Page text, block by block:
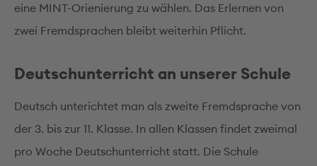
eine MINT-Orienierung zu wählen. Das Erlernen von
zwei Fremdsprachen bleibt weiterhin Pflicht.
Deutschunterricht an unserer Schule
Deutsch unterichtet man als zweite Fremdsprache von
der 3. bis zur 11. Klasse. In allen Klassen findet zweimal
pro Woche Deutschunterricht statt. Die Schule